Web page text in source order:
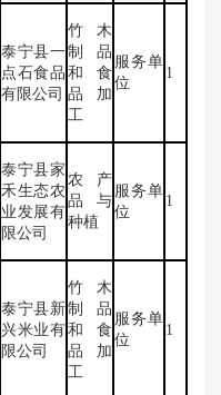
泰宁县一
点石食品
有限公司
竹木
制品
和食
品加
工
服务单
位
1
泰宁县家
禾生态农
业发展有
限公司
农产
品与
种植
服务单
位
1
泰宁县新
兴米业有
限公司
竹木
制品
和食
品加
工
服务单
位
1